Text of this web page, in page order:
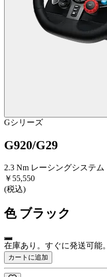
Gシリーズ
G920/G29
2.3 Nm レーシングシステム
￥55,550
(税込)
色 ブラック
在庫あり。すぐに発送可能。
カートに追加